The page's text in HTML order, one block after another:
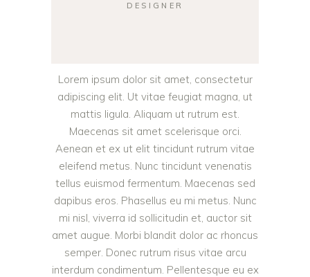
DESIGNER
Lorem ipsum dolor sit amet, consectetur
adipiscing elit. Ut vitae feugiat magna, ut
mattis ligula. Aliquam ut rutrum est.
Maecenas sit amet scelerisque orci.
Aenean et ex ut elit tincidunt rutrum vitae
eleifend metus. Nunc tincidunt venenatis
tellus euismod fermentum. Maecenas sed
dapibus eros. Phasellus eu mi metus. Nunc
mi nisl, viverra id sollicitudin et, auctor sit
amet augue. Morbi blandit dolor ac rhoncus
semper. Donec rutrum risus vitae arcu
interdum condimentum. Pellentesque eu ex